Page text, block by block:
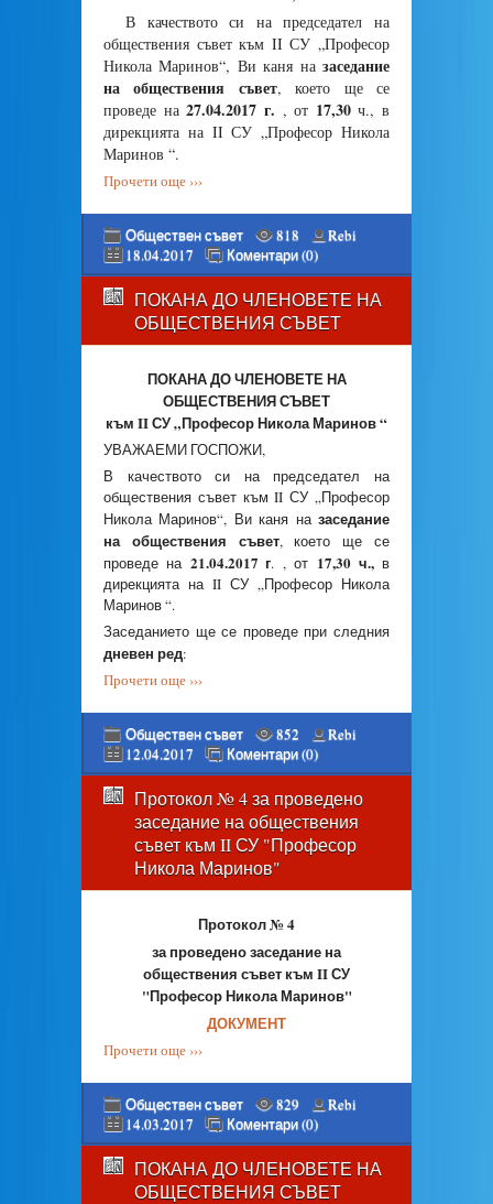
В качеството си на председател на
обществения съвет към II СУ „Професор
Никола Маринов“, Ви каня на заседание
на обществения съвет, което ще се
проведе на27.04.2017 г. , от 17,30ч., в
дирекцията на II СУ „Професор Никола
Маринов “.
Прочети още ›››
Обществен съвет 818
Rebi
18.04.2017
Коментари (0)
ПОКАНА ДО ЧЛЕНОВЕТЕ НА
ОБЩЕСТВЕНИЯ СЪВЕТ
ПОКАНА ДО ЧЛЕНОВЕТЕ НА
ОБЩЕСТВЕНИЯ СЪВЕТ
към II СУ „Професор Никола Маринов “
УВАЖАЕМИ ГОСПОЖИ,
В качеството си на председател на
обществения съвет към II СУ „Професор
Никола Маринов“, Ви каня на заседание
на обществения съвет, което ще се
проведе на 21.04.2017 г. , от 17,30 ч., в
дирекцията на II СУ „Професор Никола
Маринов “.
Заседанието ще се проведе при следния
дневен ред:
Прочети още ›››
Обществен съвет 852
Rebi
12.04.2017
Коментари (0)
Протокол № 4 за проведено
заседание на обществения
съвет към II СУ "Професор
Никола Маринов"
Протокол № 4
за проведено заседание на
обществения съвет към II СУ
"Професор Никола Маринов"
ДОКУМЕНТ
Прочети още ›››
Обществен съвет 829
Rebi
14.03.2017
Коментари (0)
ПОКАНА ДО ЧЛЕНОВЕТЕ НА
ОБЩЕСТВЕНИЯ СЪВЕТ